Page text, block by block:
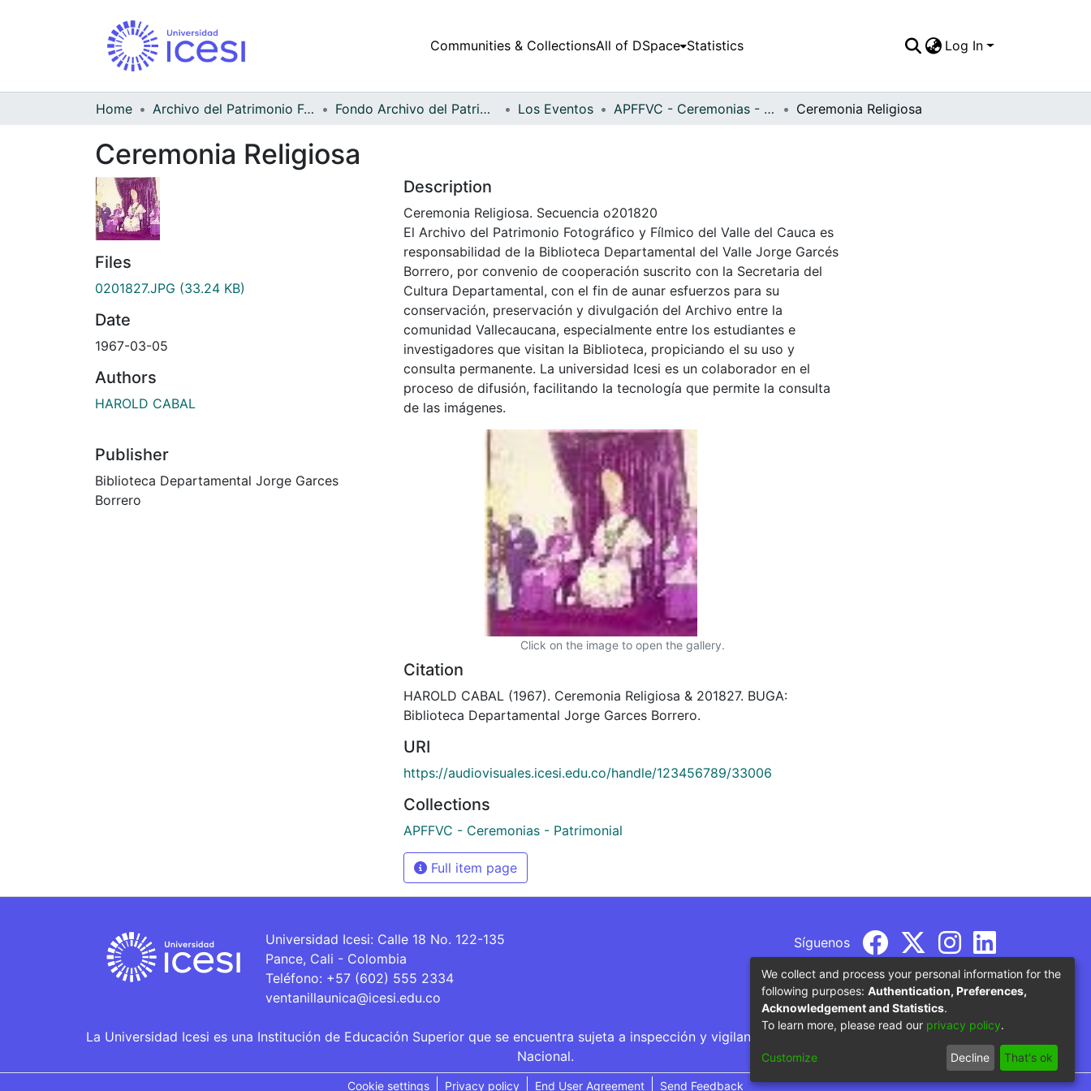
Communities & CollectionsAll of DSpace Statistics Log In
Home Archivo del Patrimonio Fotográfico y Fílmico del Valle del Cauca Fondo Archivo del Patrimonio Fotográfico y Fílmico del Valle del Cauca Los Eventos APFFVC - Ceremonias - Patrimonial Ceremonia Religiosa
Ceremonia Religiosa
Files
0201827.JPG (33.24 KB)
Date
1967-03-05
Authors
HAROLD CABAL
Publisher
Biblioteca Departamental Jorge Garces
Borrero
Description
Ceremonia Religiosa. Secuencia o201820
El Archivo del Patrimonio Fotográfico y Fílmico del Valle del Cauca es
responsabilidad de la Biblioteca Departamental del Valle Jorge Garcés
Borrero, por convenio de cooperación suscrito con la Secretaria del
Cultura Departamental, con el fin de aunar esfuerzos para su
conservación, preservación y divulgación del Archivo entre la
comunidad Vallecaucana, especialmente entre los estudiantes e
investigadores que visitan la Biblioteca, propiciando el su uso y
consulta permanente. La universidad Icesi es un colaborador en el
proceso de difusión, facilitando la tecnología que permite la consulta
de las imágenes.
Click on the image to open the gallery.
Citation
HAROLD CABAL (1967). Ceremonia Religiosa & 201827. BUGA:
Biblioteca Departamental Jorge Garces Borrero.
URI
https://audiovisuales.icesi.edu.co/handle/123456789/33006
Collections
APFFVC - Ceremonias - Patrimonial
Full item page
Universidad Icesi: Calle 18 No. 122-135
Pance, Cali - Colombia
Teléfono: +57 (602) 555 2334
ventanillaunica@icesi.edu.co
Síguenos
La Universidad Icesi es una Institución de Educación Superior que se encuentra sujeta a inspección y vigilancia por parte del Ministerio de Educación
Nacional.
Cookie settings Privacy policy End User Agreement Send Feedback
We collect and process your personal information for the
following purposes: Authentication, Preferences,
Acknowledgement and Statistics.
To learn more, please read our privacy policy.
Customize Decline That's ok